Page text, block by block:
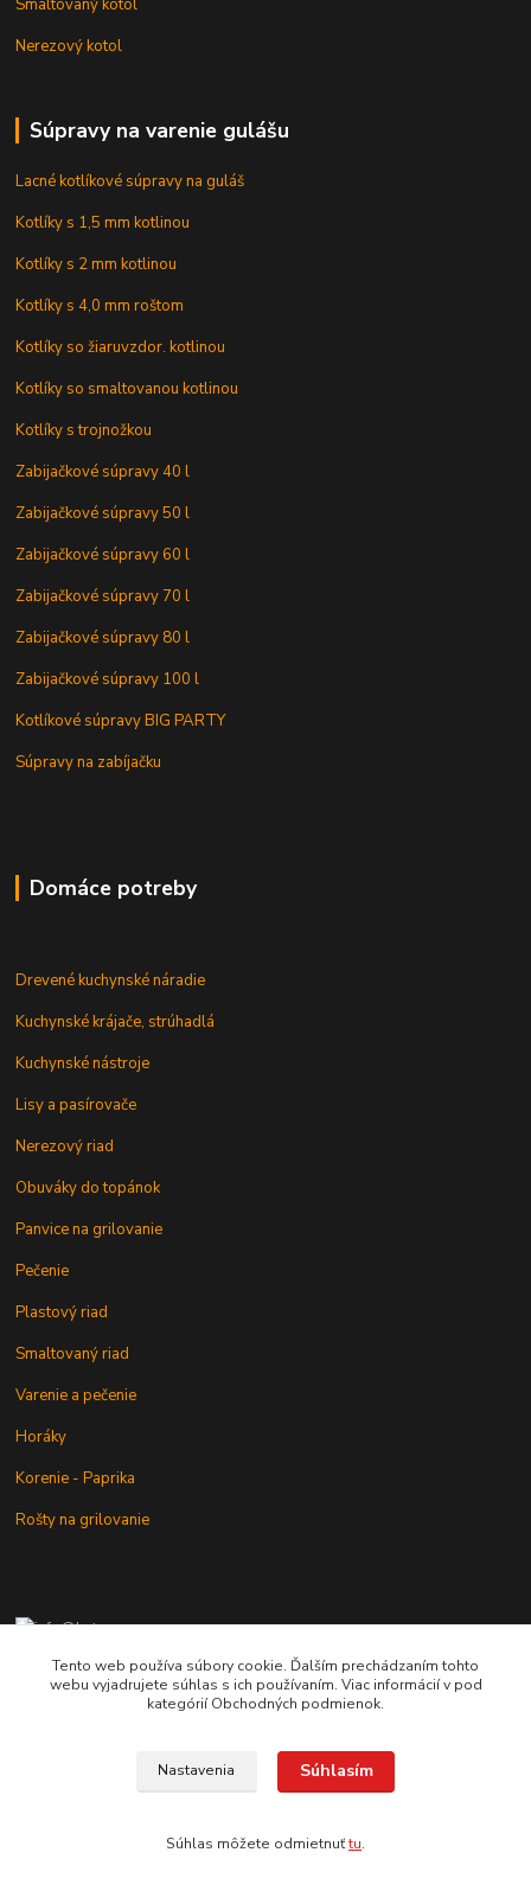
Smaltovaný kotol
Nerezový kotol
Súpravy na varenie gulášu
Lacné kotlíkové súpravy na guláš
Kotlíky s 1,5 mm kotlinou
Kotlíky s 2 mm kotlinou
Kotlíky s 4,0 mm roštom
Kotlíky so žiaruvzdor. kotlinou
Kotlíky so smaltovanou kotlinou
Kotlíky s trojnožkou
Zabijačkové súpravy 40 l
Zabijačkové súpravy 50 l
Zabijačkové súpravy 60 l
Zabijačkové súpravy 70 l
Zabijačkové súpravy 80 l
Zabijačkové súpravy 100 l
Kotlíkové súpravy BIG PARTY
Súpravy na zabíjačku
Domáce potreby
Drevené kuchynské náradie
Kuchynské krájače, strúhadlá
Kuchynské nástroje
Lisy a pasírovače
Nerezový riad
Obuváky do topánok
Panvice na grilovanie
Pečenie
Plastový riad
Smaltovaný riad
Varenie a pečenie
Horáky
Korenie - Paprika
Rošty na grilovanie
+421 902 212 007
od 8:00 - do 16:00 hod
Copyright © 2017-2027 MACSHOP.SK, všetky práva vyhradené..
Tento web používa súbory cookie. Ďalším prechádzaním tohto
webu vyjadrujete súhlas s ich používaním. Viac informácií v pod
kategórií Obchodných podmienok.
Nastavenia Súhlasím
Súhlas môžete odmietnuťtu.